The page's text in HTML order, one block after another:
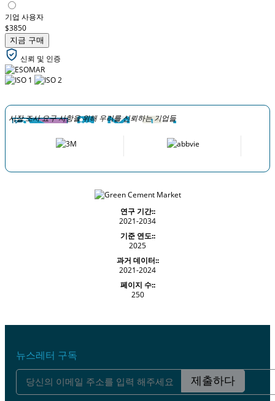
기업 사용자
$3850
지금 구매
신뢰 및 인증
시장 조사 요구 사항을 위해 우리를 신뢰하는 기업들
연구 기간::
2021-2034
기준 연도::
2025
과거 데이터::
2021-2024
페이지 수::
250
뉴스레터 구독
제출하다